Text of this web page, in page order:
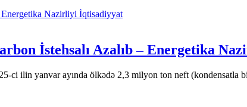
İqtisadiyyat
İstehsalı Azalıb – Energetika
ci ilin yanvar ayında ölkədə 2,3 milyon ton neft (kondensatla